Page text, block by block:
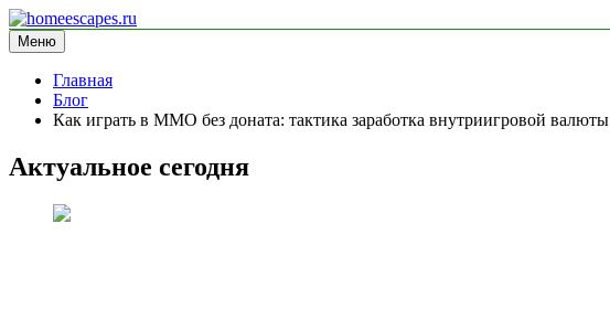
Перейти
к
содержимому
homeescapes.ru
информационный сайт
Меню
Главная
Блог
Как играть в MMO без доната: тактика заработка внутриигровой валюты
Актуальное сегодня